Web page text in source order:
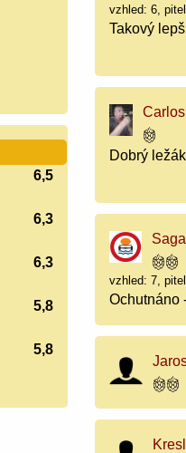
6,5
6,3
6,3
5,8
5,8
vzhled: 6,
Takový
Carlos
Dobrý
vzhled: 7,
Ochutnáno